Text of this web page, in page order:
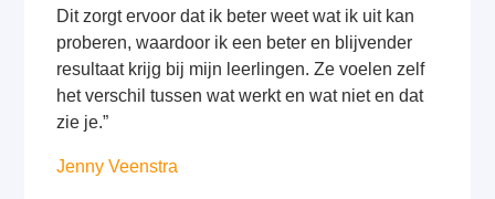
Dit zorgt ervoor dat ik beter weet wat ik uit kan
proberen, waardoor ik een beter en blijvender
resultaat krijg bij mijn leerlingen. Ze voelen zelf
het verschil tussen wat werkt en wat niet en dat
zie je.”
Jenny Veenstra